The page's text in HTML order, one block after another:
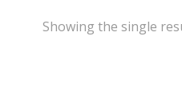
Showing the single